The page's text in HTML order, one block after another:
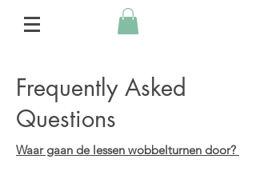
Frequently Asked
Questions
Waar gaan de lessen wobbelturnen door?